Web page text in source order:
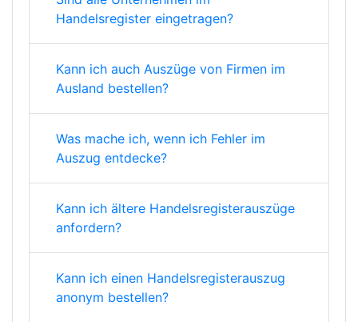
Handelsregister eingetragen?
Kann ich auch Auszüge von Firmen im
Ausland bestellen?
Was mache ich, wenn ich Fehler im
Auszug entdecke?
Kann ich ältere Handelsregisterauszüge
anfordern?
Kann ich einen Handelsregisterauszug
anonym bestellen?